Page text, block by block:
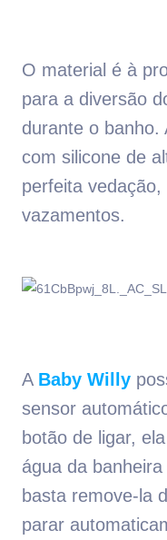
O material é à
para a diversão
durante o banho.
com silicone de
perfeita
vazamentos.
A Baby Willy
sensor
botão de ligar,
água da
basta remove-la
parar